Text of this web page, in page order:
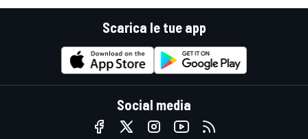
Scarica le tue app
Social media